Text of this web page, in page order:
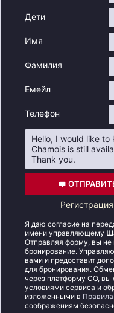
Дети
Имя
Фамилия
Емейл
Телефон
Я даю согласие на
имени управляющему
Отправляя форму, вы не
бронирование.
вами и предоставит
для бронирования.
через платформу CO, вы
условиями сервиса и
изложенными в
соображениям